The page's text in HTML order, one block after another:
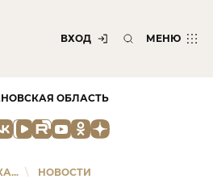
ВХОД МЕНЮ
ОБЛАСТЬ
\ НОВОСТИ